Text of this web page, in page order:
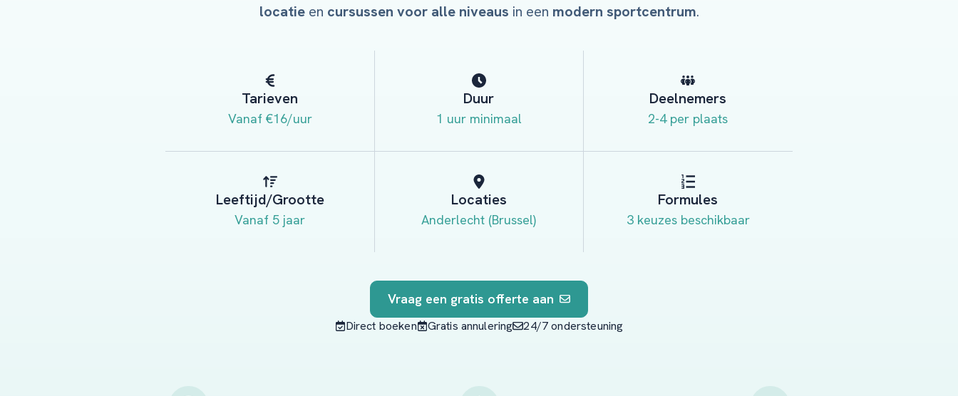
locatieen cursussen voor alle niveaus in een modern sportcentrum.
Tarieven
Vanaf €16/uur
Duur
1 uur minimaal
Deelnemers
2-4 per plaats
Leeftijd/Grootte
Vanaf 5 jaar
Locaties
Anderlecht (Brussel)
Formules
3 keuzes beschikbaar
Vraag een gratis offerte aan
Direct boeken Gratis annulering 24/7 ondersteuning